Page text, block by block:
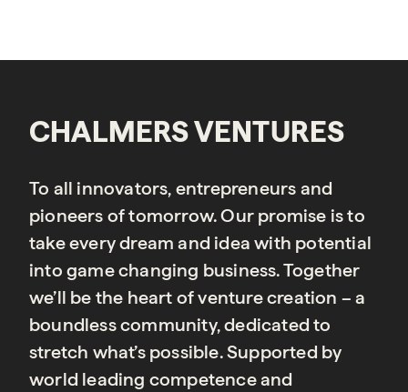
CHALMERS VENTURES
To all innovators, entrepreneurs and
pioneers of tomorrow. Our promise is to
take every dream and idea with potential
into game changing business. Together
we’ll be the heart of venture creation – a
boundless community, dedicated to
stretch what’s possible. Supported by
world leading competence and